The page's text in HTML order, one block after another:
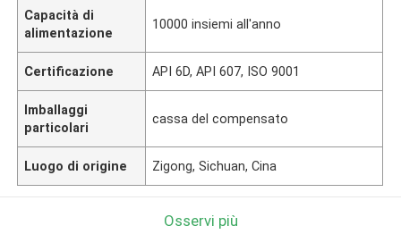
Capacità di
alimentazione
10000 insiemi all'anno
Certificazione API 6D, API 607, ISO 9001
Imballaggi
particolari
cassa del compensato
Luogo di origine Zigong, Sichuan, Cina
Osservi più